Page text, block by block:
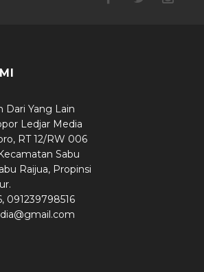
Dari Yang Lain
Ledjar Media
RT 12/RW 006
Sabu
Raijua, Propinsi
091239798516